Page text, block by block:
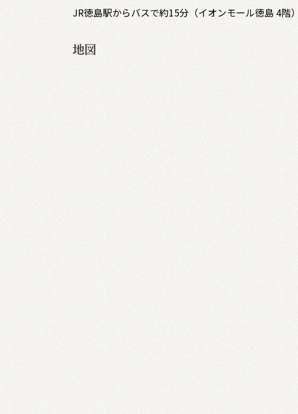
JR徳島駅からバスで約15分（イオンモール徳島 4階）
地図